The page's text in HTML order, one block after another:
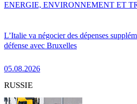
L’Italie va négocier des dépenses
défense avec Bruxelles
05.08.2026
ENERGIE, ENVIRONNEMENT ET
RUSSIE